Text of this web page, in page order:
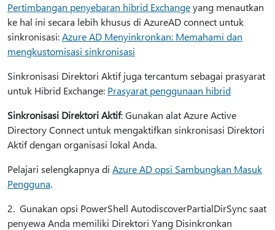
Pertimbangan penyebaran hibrid Exchangeyang menautkan
ke hal ini secara lebih khusus di AzureAD connect untuk
sinkronisasi:Azure AD Menyinkronkan: Memahami dan
mengkustomisasi sinkronisasi
Sinkronisasi Direktori Aktif juga tercantum sebagai prasyarat
untuk Hibrid Exchange: Prasyarat penggunaan hibrid
Sinkronisasi Direktori Aktif: Gunakan alat Azure Active
Directory Connect untuk mengaktifkan sinkronisasi Direktori
Aktif dengan organisasi lokal Anda.
Pelajari selengkapnya di Azure AD opsi Sambungkan Masuk
Pengguna.
2. Gunakan opsi PowerShell AutodiscoverPartialDirSync saat
penyewa Anda memiliki Direktori Yang Disinkronkan